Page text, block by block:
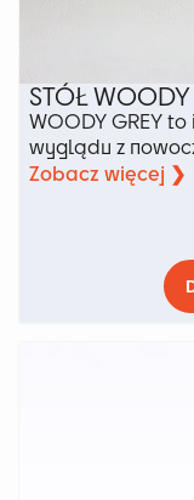
STÓŁ
WOODY GREY
wyglądu z
Zobacz więcej ❯